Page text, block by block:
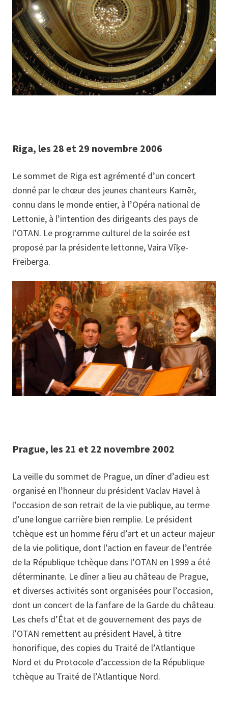
Riga, les 28 et 29 novembre 2006
Le sommet de Riga est agrémenté d’un concert
donné par le chœur des jeunes chanteurs Kamēr,
connu dans le monde entier, à l’Opéra national de
Lettonie, à l’intention des dirigeants des pays de
l’OTAN. Le programme culturel de la soirée est
proposé par la présidente lettonne, Vaira Vīķe-
Freiberga.
Prague, les 21 et 22 novembre 2002
La veille du sommet de Prague, un dîner d’adieu est
organisé en l’honneur du président Vaclav Havel à
l’occasion de son retrait de la vie publique, au terme
d’une longue carrière bien remplie. Le président
tchèque est un homme féru d’art et un acteur majeur
de la vie politique, dont l’action en faveur de l’entrée
de la République tchèque dans l’OTAN en 1999 a été
déterminante. Le dîner a lieu au château de Prague,
et diverses activités sont organisées pour l’occasion,
dont un concert de la fanfare de la Garde du château.
Les chefs d’État et de gouvernement des pays de
l’OTAN remettent au président Havel, à titre
honorifique, des copies du Traité de l’Atlantique
Nord et du Protocole d’accession de la République
tchèque au Traité de l’Atlantique Nord.